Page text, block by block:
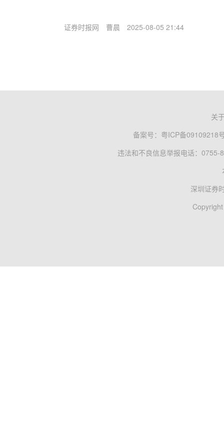
证券时报网 曹晨 2025-08-05 21:44
关
备案号： 粤ICP备09109218
违法和不良信息举报电话：0755-
深圳证券